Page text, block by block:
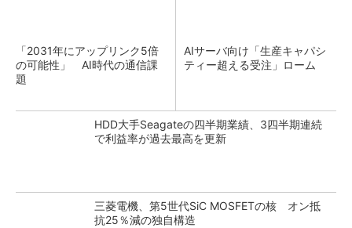
「2031年にアップリンク5倍
の可能性」 AI時代の通信課
題
AIサーバ向け「生産キャパシ
ティー超える受注」ローム
HDD大手Seagateの四半期業績、3四半期連続
で利益率が過去最高を更新
三菱電機、第5世代SiC MOSFETの核 オン抵
抗25％減の独自構造